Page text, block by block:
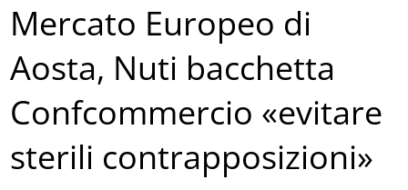
Mercato Europeo di
Aosta, Nuti bacchetta
Confcommercio «evitare
sterili contrapposizioni»